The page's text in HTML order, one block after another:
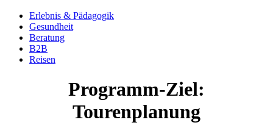
Erlebnis & Pädagogik
Gesundheit
Beratung
B2B
Reisen
Programm-Ziel:
Tourenplanung